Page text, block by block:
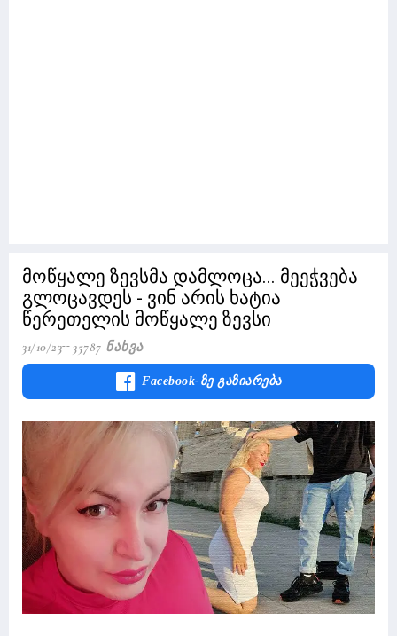
მოწყალე ზევსმა დამლოცა... მეეჭვება
გლოცავდეს - ვინ არის ხატია
წერეთელის მოწყალე ზევსი
31/10/23 35787 Ნახვა
Facebook-Ზე Გაზიარება